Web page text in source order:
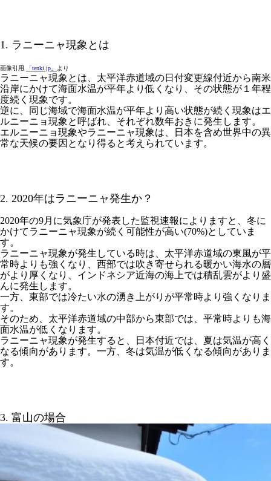
1. ラニーニャ現象とは
画像引用 「tenki.jp」 より
ラニーニャ現象とは、太平洋赤道域の日付変更線付近から南米
沿岸にかけて海面水温が平年より低くなり、その状態が１年程
度続く現象です。
逆に、同じ海域で海面水温が平年より高い状態が続く現象はエ
ルニーニョ現象と呼ばれ、それぞれ数年おきに発生します。
エルニーニョ現象やラニーニャ現象は、日本を含め世界中の異
常な天候の要因となり得ると考えられています。
2. 2020年はラニーニャ発生か？
2020年の9月に気象庁が発表した監視速報によりますと、冬に
かけてラニーニャ現象が続く可能性が高い(70%)としていま
す。
ラニーニャ現象が発生している時は、太平洋赤道域の東風が平
常時よりも強くなり、西部では吹き寄せられる暖かい海水の層
がより厚くなり、インドネシア近海の海上では積乱雲がより盛
んに発生します。
一方、東部では冷たい水の湧き上がりが平常時より強くなりま
す。
そのため、太平洋赤道域の中部から東部では、平常時よりも海
面水温が低くなります。
ラニーニャ現象が発生すると、日本付近では、夏は気温が高く
なる傾向があります。一方、冬は気温が低くなる傾向がありま
す。
3. 富山の場合